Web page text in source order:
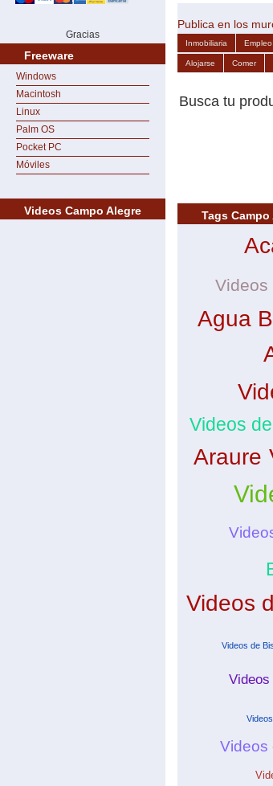
Gracias
Freeware
Windows
Macintosh
Linux
Palm OS
Pocket PC
Móviles
Videos Campo Alegre
Publica en los
Inmobiliaria Empleo
Alojarse Comer
Busca tu
Tags Campo
Videos
Agua
Videos
Araure
Videos
Videos de
Videos